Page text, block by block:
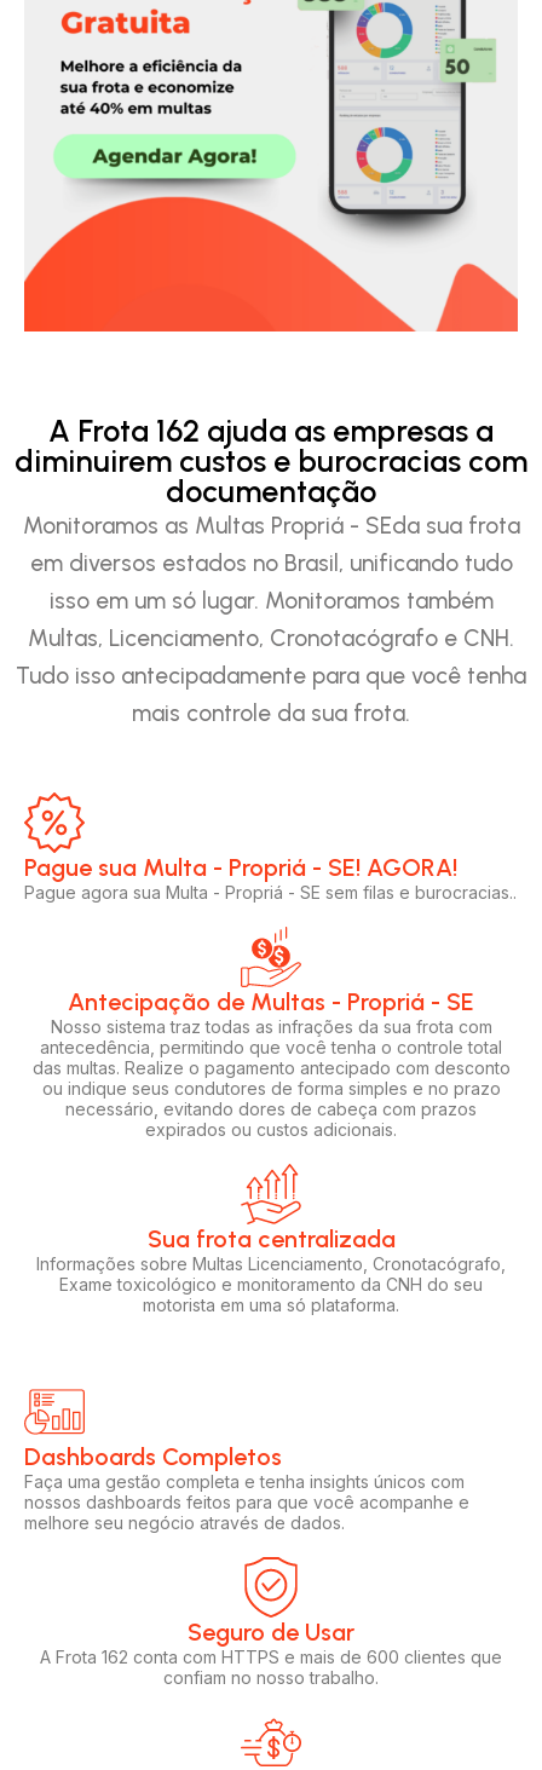
A Frota 162 ajuda as empresas a
diminuirem custos e burocracias com
documentação
Monitoramos as Multas Propriá - SEda sua frota
em diversos estados no Brasil, unificando tudo
isso em um só lugar. Monitoramos também
Multas, Licenciamento, Cronotacógrafo e CNH.
Tudo isso antecipadamente para que você tenha
mais controle da sua frota.
Pague sua Multa - Propriá - SE! AGORA!​
Pague agora sua Multa - Propriá - SE sem filas e burocracias..
Antecipação de Multas - Propriá - SE
Nosso sistema traz todas as infrações da sua frota com
antecedência, permitindo que você tenha o controle total
das multas. Realize o pagamento antecipado com desconto
ou indique seus condutores de forma simples e no prazo
necessário, evitando dores de cabeça com prazos
expirados ou custos adicionais.
Sua frota centralizada​
Informações sobre Multas Licenciamento, Cronotacógrafo,
Exame toxicológico e monitoramento da CNH do seu
motorista em uma só plataforma.
Dashboards Completos​​
Faça uma gestão completa e tenha insights únicos com
nossos dashboards feitos para que você acompanhe e
melhore seu negócio através de dados.
Seguro de Usar​
A Frota 162 conta com HTTPS e mais de 600 clientes que
confiam no nosso trabalho.